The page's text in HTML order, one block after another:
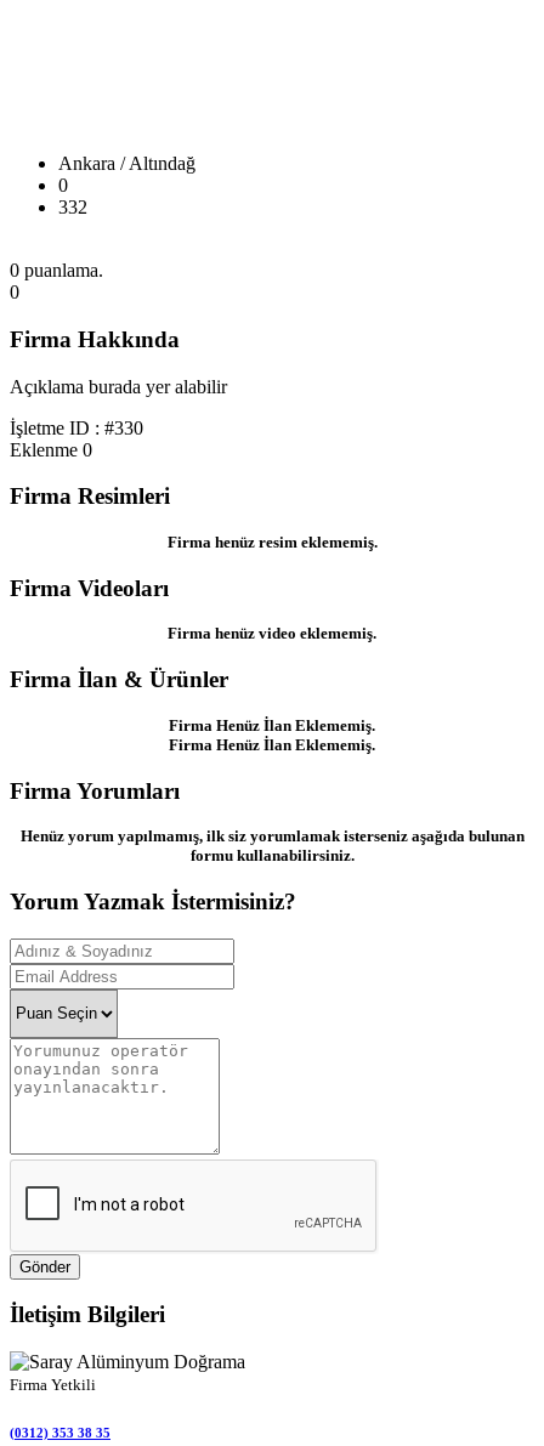
Ankara / Altındağ
0
332
0 puanlama.
0
Firma Hakkında
Açıklama burada yer alabilir
İşletme ID : #330
Eklenme 0
Firma Resimleri
Firma henüz resim eklememiş.
Firma Videoları
Firma henüz video eklememiş.
Firma İlan & Ürünler
Firma Henüz İlan Eklememiş.
Firma Henüz İlan Eklememiş.
Firma Yorumları
Henüz yorum yapılmamış, ilk siz yorumlamak isterseniz aşağıda bulunan
formu kullanabilirsiniz.
Yorum Yazmak İstermisiniz?
Gönder
İletişim Bilgileri
Firma Yetkili
(0312) 353 38 35